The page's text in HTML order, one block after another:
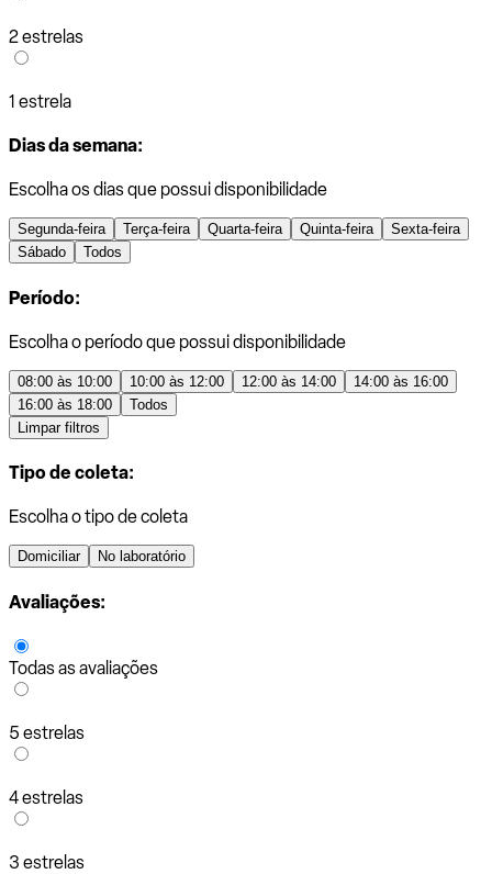
2 estrelas
1 estrela
Dias da semana:
Escolha os dias que possui disponibilidade
Segunda-feira Terça-feira Quarta-feira Quinta-feira
Sexta-feira
Sábado
Todos
Período:
Escolha o período que possui disponibilidade
08:00 às 10:00 10:00 às 12:00 12:00 às 14:00
14:00 às 16:00
16:00 às 18:00
Todos
Limpar filtros
Tipo de coleta:
Escolha o tipo de coleta
Domiciliar No laboratório
Avaliações:
Todas as avaliações
5 estrelas
4 estrelas
3 estrelas